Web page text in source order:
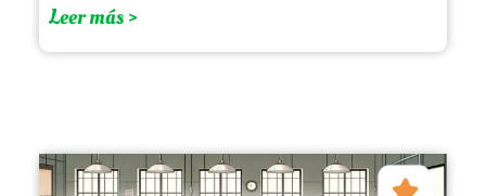
Leer más >